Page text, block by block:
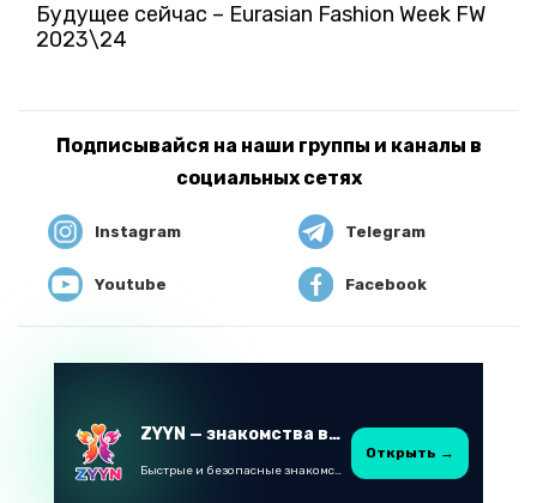
Будущее сейчас – Eurasian Fashion Week FW
2023\24
Подписывайся на наши группы и каналы в
социальных сетях
Instagram Telegram
Youtube Facebook
ZYYN — знакомства в Казахстане
Быстрые и безопасные знакомства в Telegram
Открыть →